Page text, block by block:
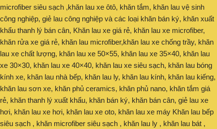
microfiber siêu sạch ,khăn lau xe ôtô, khăn tắm, khăn lau vệ sinh
công nghiệp, giẻ lau công nghiệp và các loại khăn bán ký, khăn xuất
khẩu thanh lý bán cân, Khăn lau xe giá rẻ, khăn lau xe microfiber,
khăn rửa xe giá rẻ, khăn lau microfiber,khăn lau xe chống trầy, khăn
lau xe chất lượng, khăn lau xe 50×55, khăn lau xe 35×40, khăn lau
xe 30×30, khăn lau xe 40×40, khăn lau xe siêu sạch, khăn lau bóng
kính xe, khăn lau nhà bếp, khăn lau ly, khăn lau kính, khăn lau kiếng,
khăn lau sơn xe, khăn phủ ceramics, khăn phủ nano, khăn tắm giá
rẻ, khăn thanh lý xuất khẩu, khăn bán ký, khăn bán cân, giẻ lau xe
hơi, khăn lau xe hơi, khăn lau xe oto, khăn lau xe máy Khăn lau bếp
siêu sạch , khăn microfiber siêu sạch , khăn lau ly , khăn lau bát ,